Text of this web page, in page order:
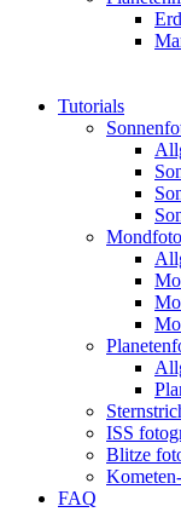
Tutorials
ISS
Blitze
FAQ